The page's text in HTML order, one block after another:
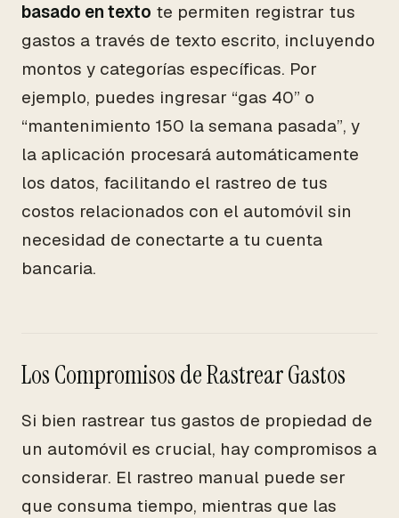
basado en texto te permiten registrar tus
gastos a través de texto escrito, incluyendo
montos y categorías específicas. Por
ejemplo, puedes ingresar “gas 40” o
“mantenimiento 150 la semana pasada”, y
la aplicación procesará automáticamente
los datos, facilitando el rastreo de tus
costos relacionados con el automóvil sin
necesidad de conectarte a tu cuenta
bancaria.
Los Compromisos de Rastrear Gastos
Si bien rastrear tus gastos de propiedad de
un automóvil es crucial, hay compromisos a
considerar. El rastreo manual puede ser
que consuma tiempo, mientras que las